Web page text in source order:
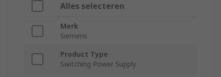
Alles selecteren
Merk
Siemens
Product Type
Switching Power Supply